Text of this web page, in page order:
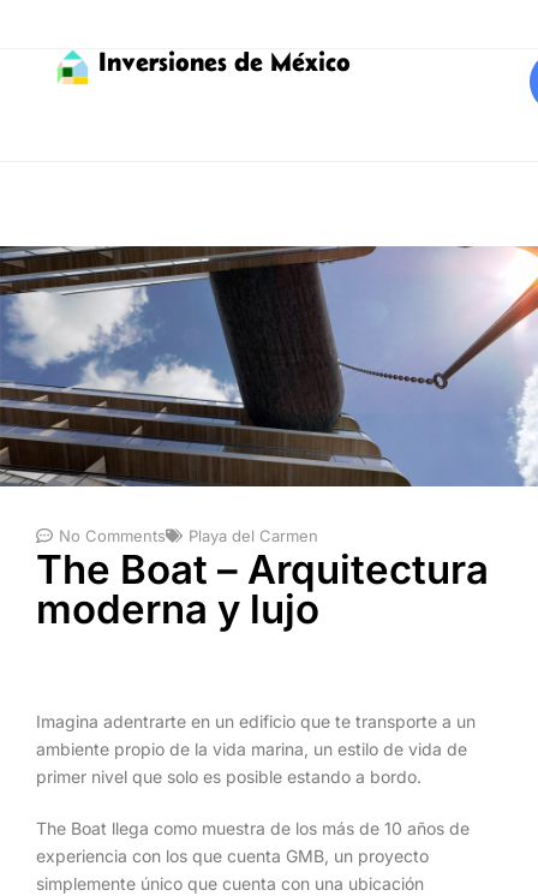
Inversiones de México
No Comments Playa del Carmen
The Boat – Arquitectura
moderna y lujo
Imagina adentrarte en un edificio que te transporte a un
ambiente propio de la vida marina, un estilo de vida de
primer nivel que solo es posible estando a bordo.
The Boat llega como muestra de los más de 10 años de
experiencia con los que cuenta GMB, un proyecto
simplemente único que cuenta con una ubicación